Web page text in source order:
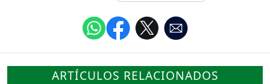
ARTÍCULOS RELACIONADOS